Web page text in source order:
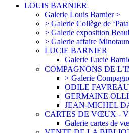
LOUIS BARNIER
Galerie Louis Barnier >
> Galerie Collège de
> Galerie exposition
> Galerie affaire
LUCIE BARNIER
Galerie Lucie
COMPAGNONS DE
> Galerie
ODILE FAVREAU
GERMAINE
JEAN-MICHEL
CARTES DE VŒUX -
Galerie cartes de